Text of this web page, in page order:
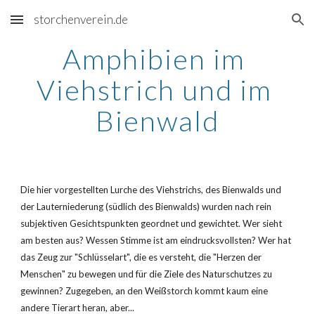
Skip to main content Skip to navigation
storchenverein.de
Amphibien im
Viehstrich und im
Bienwald
Die hier vorgestellten Lurche des Viehstrichs, des Bienwalds und
der Lauterniederung (südlich des Bienwalds) wurden nach rein
subjektiven Gesichtspunkten geordnet und gewichtet. Wer sieht
am besten aus? Wessen Stimme ist am eindrucksvollsten? Wer hat
das Zeug zur "Schlüsselart", die es versteht, die "Herzen der
Menschen" zu bewegen und für die Ziele des Naturschutzes zu
gewinnen? Zugegeben, an den Weißstorch kommt kaum eine
andere Tierart heran, aber...